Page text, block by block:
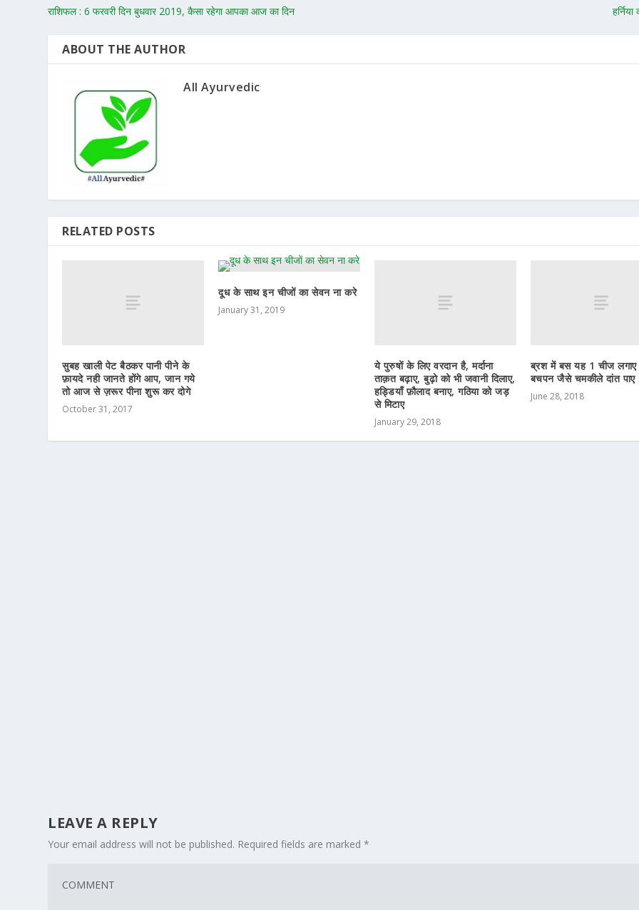
राशिफल : 6 फरवरी दिन बुधवार 2019, कैसा रहेगा आपका आज का दिन
ABOUT THE AUTHOR
All Ayurvedic
RELATED POSTS
सुबह खाली पेट बैठकर पानी पीने के
फ़ायदे नही जानते होंगे आप, जान गये
तो आज से ज़रूर पीना शुरू कर दोगे
October 31, 2017
दूध के साथ इन चीजों का सेवन ना करे
January 31, 2019
ये पुरुषों के लिए वरदान है, मर्दाना
ताक़त बढ़ाए, बुढ़ो को भी जवानी दिलाए,
हड्डियाँ फ़ौलाद बनाए, गठिया को जड़
से मिटाए
January 29, 2018
ब्रश में बस यह 1 चीज
बचपन जैसे चमकीले दांत पाए
June 28, 2018
LEAVE A REPLY
Your email address will not be published. Required fields are marked*